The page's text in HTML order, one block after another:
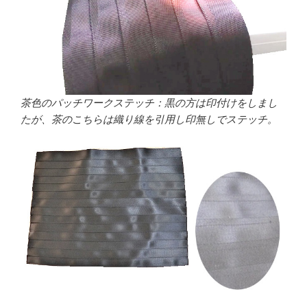
茶色のパッチワークステッチ：黒の方は印付けをしまし
たが、茶のこちらは織り線を引用し印無しでステッチ。